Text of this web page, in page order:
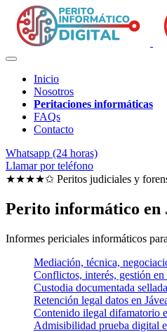
Inicio
Nosotros
Peritaciones informáticas
FAQs
Contacto
Whatsapp (24 horas)
Llamar por teléfono
★★★★✩ Peritos judiciales y
Perito informático en
Informes periciales informáticos
Mediación, técnica,
Conflictos, interés, gestión en
Custodia documentada
Retención legal datos en
Contenido ilegal difamatorio
Admisibilidad prueba digital